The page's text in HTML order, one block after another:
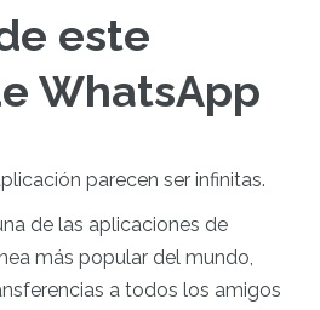
este
WhatsApp
parecen ser infinitas.
de las aplicaciones de
más popular del mundo,
a todos los amigos